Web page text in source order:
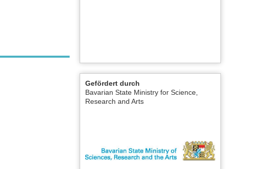
Gefördert durch
Bavarian State Ministry for Science,
Research and Arts